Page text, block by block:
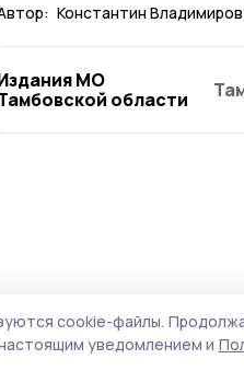
Константин Владимиров
МО
области
cookie-файлы.
уведомлением и